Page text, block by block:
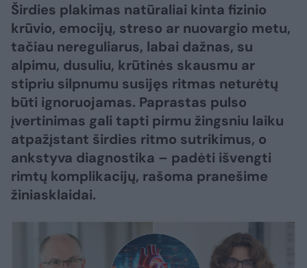
Širdies plakimas natūraliai kinta fizinio
krūvio, emocijų, streso ar nuovargio metu,
tačiau nereguliarus, labai dažnas, su
alpimu, dusuliu, krūtinės skausmu ar
stipriu silpnumu susijęs ritmas neturėtų
būti ignoruojamas. Paprastas pulso
įvertinimas gali tapti pirmu žingsniu laiku
atpažįstant širdies ritmo sutrikimus, o
ankstyva diagnostika – padėti išvengti
rimtų komplikacijų, rašoma pranešime
žiniasklaidai.